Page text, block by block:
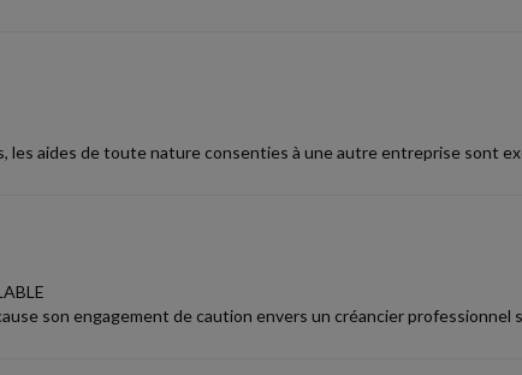
les aides de toute nature consenties à une autre entreprise sont
son engagement de caution envers un créancier professionnel